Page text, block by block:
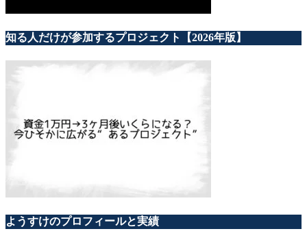
知る人だけが参加するプロジェクト【2026年版】
ようすけのプロフィールと実績